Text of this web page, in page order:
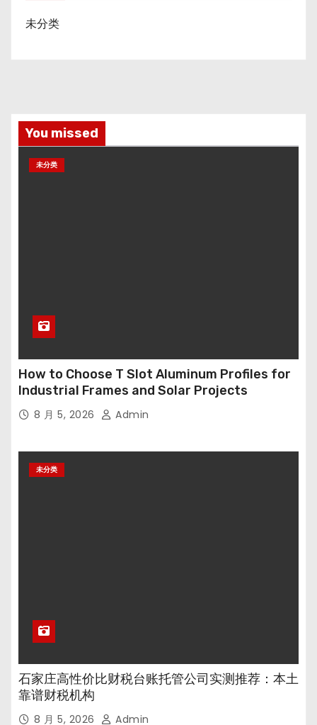
未分类
You missed
未分类
How to Choose T Slot Aluminum Profiles for
Industrial Frames and Solar Projects
8 月 5, 2026 Admin
未分类
石家庄高性价比财税台账托管公司实测推荐：本土
靠谱财税机构
8 月 5, 2026 Admin